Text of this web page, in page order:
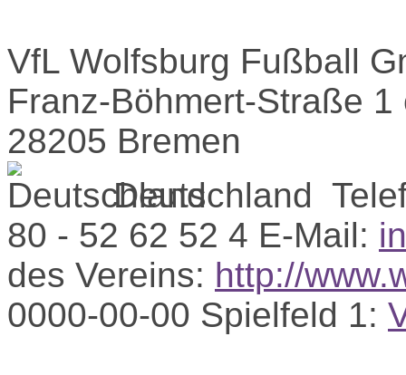
VfL Wolfsburg Fußball
Franz-Böhmert-Straße 1
28205 Bremen
Deutschland
80 - 52 62 52 4 E-Mail:
des Vereins: http://
0000-00-00 Spielfeld 1: